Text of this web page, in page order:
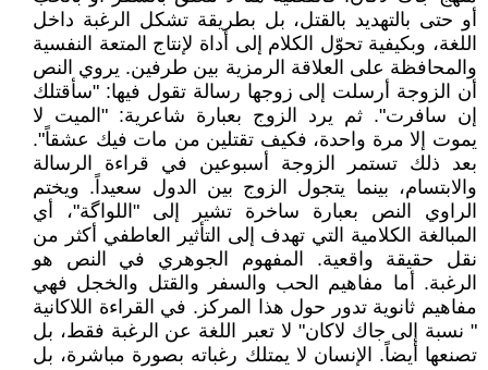
أو حتى بالتهديد بالقتل، بل بطريقة تشكل الرغبة داخل
اللغة، وبكيفية تحوّل الكلام إلى أداة لإنتاج المتعة النفسية
والمحافظة على العلاقة الرمزية بين طرفين. يروي النص
أن الزوجة أرسلت إلى زوجها رسالة تقول فيها: "سأقتلك
إن سافرت". ثم يرد الزوج بعبارة شاعرية: "الميت لا
يموت إلا مرة واحدة، فكيف تقتلين من مات فيك عشقاً".
بعد ذلك تستمر الزوجة أسبوعين في قراءة الرسالة
والابتسام، بينما يتجول الزوج بين الدول سعيداً. ويختم
الراوي النص بعبارة ساخرة تشير إلى "اللواگة"، أي
المبالغة الكلامية التي تهدف إلى التأثير العاطفي أكثر من
نقل حقيقة واقعية. المفهوم الجوهري في النص هو
الرغبة. أما مفاهيم الحب والسفر والقتل والخجل فهي
مفاهيم ثانوية تدور حول هذا المركز. في القراءة اللاكانية
" نسبة إلى جاك لاكان" لا تعبر اللغة عن الرغبة فقط، بل
تصنعها أيضاً. الإنسان لا يمتلك رغباته بصورة مباشرة، بل